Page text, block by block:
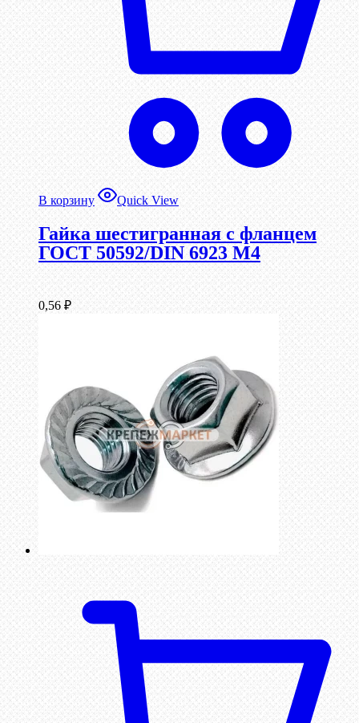
В корзину Quick View
Гайка шестигранная с фланцем
ГОСТ 50592/DIN 6923 М4
0,56 ₽